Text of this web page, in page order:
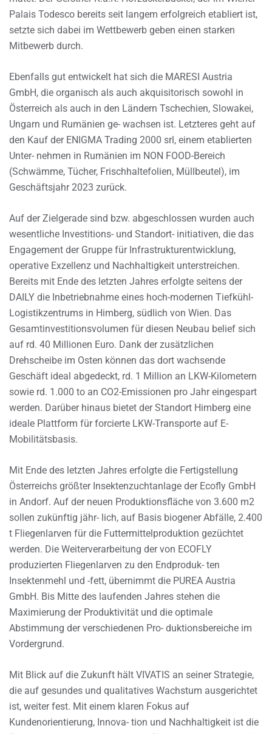
Palais Todesco bereits seit langem erfolgreich etabliert ist,
setzte sich dabei im Wettbewerb geben einen starken
Mitbewerb durch.
Ebenfalls gut entwickelt hat sich die MARESI Austria
GmbH, die organisch als auch akquisitorisch sowohl in
Österreich als auch in den Ländern Tschechien, Slowakei,
Ungarn und Rumänien ge- wachsen ist. Letzteres geht auf
den Kauf der ENIGMA Trading 2000 srl, einem etablierten
Unter- nehmen in Rumänien im NON FOOD-Bereich
(Schwämme, Tücher, Frischhaltefolien, Müllbeutel), im
Geschäftsjahr 2023 zurück.
Auf der Zielgerade sind bzw. abgeschlossen wurden auch
wesentliche Investitions- und Standort- initiativen, die das
Engagement der Gruppe für Infrastrukturentwicklung,
operative Exzellenz und Nachhaltigkeit unterstreichen.
Bereits mit Ende des letzten Jahres erfolgte seitens der
DAILY die Inbetriebnahme eines hoch-modernen Tiefkühl-
Logistikzentrums in Himberg, südlich von Wien. Das
Gesamtinvestitionsvolumen für diesen Neubau belief sich
auf rd. 40 Millionen Euro. Dank der zusätzlichen
Drehscheibe im Osten können das dort wachsende
Geschäft ideal abgedeckt, rd. 1 Million an LKW-Kilometern
sowie rd. 1.000 to an CO2-Emissionen pro Jahr eingespart
werden. Darüber hinaus bietet der Standort Himberg eine
ideale Plattform für forcierte LKW-Transporte auf E-
Mobilitätsbasis.
Mit Ende des letzten Jahres erfolgte die Fertigstellung
Österreichs größter Insektenzuchtanlage der Ecofly GmbH
in Andorf. Auf der neuen Produktionsfläche von 3.600 m2
sollen zukünftig jähr- lich, auf Basis biogener Abfälle, 2.400
t Fliegenlarven für die Futtermittelproduktion gezüchtet
werden. Die Weiterverarbeitung der von ECOFLY
produzierten Fliegenlarven zu den Endproduk- ten
Insektenmehl und -fett, übernimmt die PUREA Austria
GmbH. Bis Mitte des laufenden Jahres stehen die
Maximierung der Produktivität und die optimale
Abstimmung der verschiedenen Pro- duktionsbereiche im
Vordergrund.
Mit Blick auf die Zukunft hält VIVATIS an seiner Strategie,
die auf gesundes und qualitatives Wachstum ausgerichtet
ist, weiter fest. Mit einem klaren Fokus auf
Kundenorientierung, Innova- tion und Nachhaltigkeit ist die